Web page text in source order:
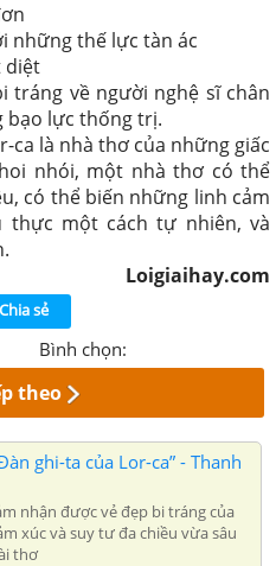
những thế lực tàn ác
diệt
tráng về người nghệ sĩ chân
lực thống trị.
ca là nhà thơ của những giấc
nhói, một nhà thơ có thể
có thể biến những linh cảm
thực một cách tự nhiên, và
Loigiaihay.com
Chia sẻ
Bình chọn:
theo
ghi-ta của Lor-ca” - Thanh
nhận được vẻ đẹp bi tráng của
xúc và suy tư đa chiều vừa sâu
thơ